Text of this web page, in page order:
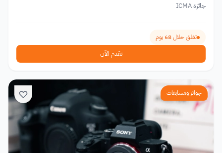
جائزة ICMA
تغلق خلال 68 يوم
تقدم الآن
جوائز ومسابقات